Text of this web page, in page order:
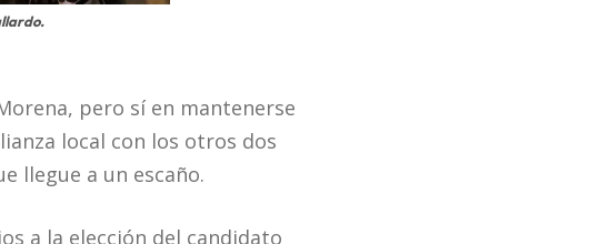
pero sí en mantenerse
local con los otros dos
llegue a un escaño.
a la elección del candidato